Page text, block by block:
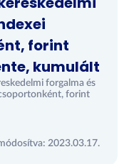
forint
kumulált
forgalma és
forint
2023.03.17.